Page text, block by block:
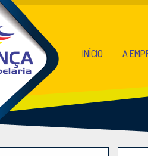
INÍCIO A